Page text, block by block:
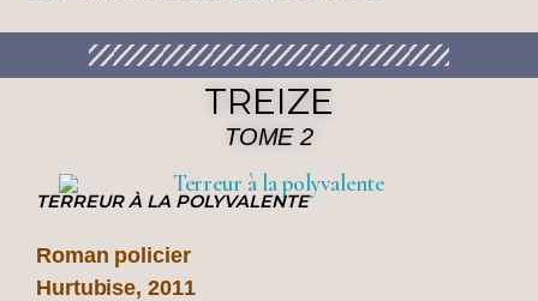
TREIZE
TOME 2
TERREUR À LA POLYVALENTE
Roman policier
Hurtubise, 2011